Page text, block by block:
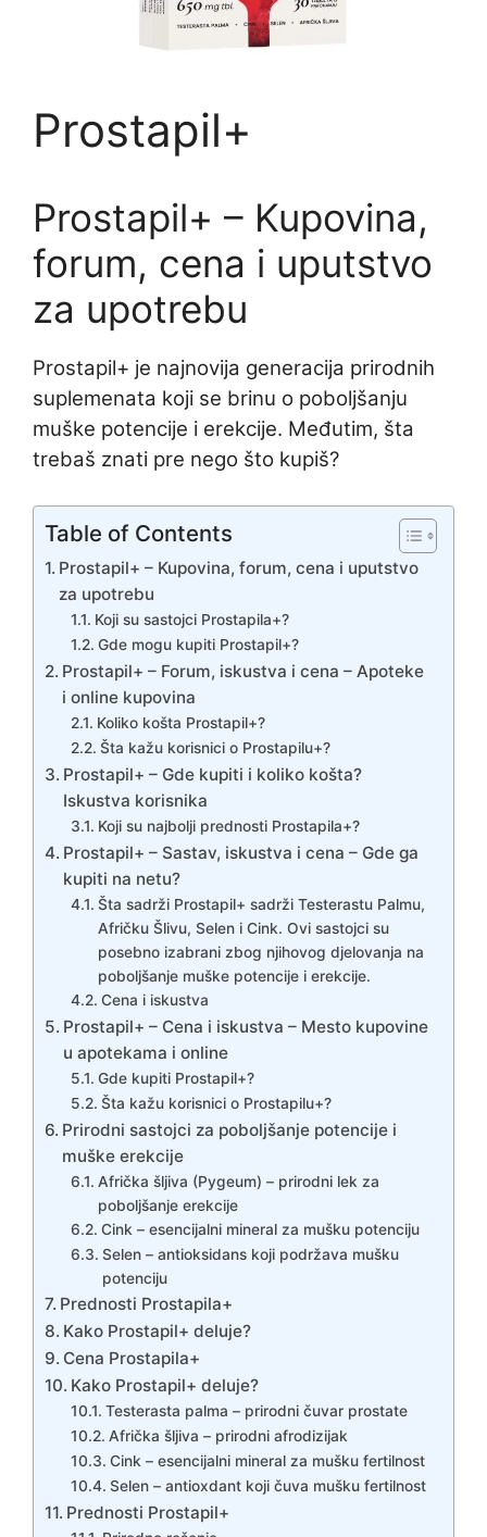
Prostapil+
Prostapil+ – Kupovina,
forum, cena i uputstvo
za upotrebu
Prostapil+ je najnovija generacija prirodnih
suplemenata koji se brinu o poboljšanju
muške potencije i erekcije. Međutim, šta
trebaš znati pre nego što kupiš?
Table of Contents
Prostapil+ – Kupovina, forum, cena i uputstvo
za upotrebu
Koji su sastojci Prostapila+?
Gde mogu kupiti Prostapil+?
Prostapil+ – Forum, iskustva i cena – Apoteke
i online kupovina
Koliko košta Prostapil+?
Šta kažu korisnici o Prostapilu+?
Prostapil+ – Gde kupiti i koliko košta?
Iskustva korisnika
Koji su najbolji prednosti Prostapila+?
Prostapil+ – Sastav, iskustva i cena – Gde ga
kupiti na netu?
Šta sadrži Prostapil+ sadrži Testerastu Palmu,
Afričku Šlivu, Selen i Cink. Ovi sastojci su
posebno izabrani zbog njihovog djelovanja na
poboljšanje muške potencije i erekcije.
Cena i iskustva
Prostapil+ – Cena i iskustva – Mesto kupovine
u apotekama i online
Gde kupiti Prostapil+?
Šta kažu korisnici o Prostapilu+?
Prirodni sastojci za poboljšanje potencije i
muške erekcije
Afrička šljiva (Pygeum) – prirodni lek za
poboljšanje erekcije
Cink – esencijalni mineral za mušku potenciju
Selen – antioksidans koji podržava mušku
potenciju
Prednosti Prostapila+
Kako Prostapil+ deluje?
Cena Prostapila+
Kako Prostapil+ deluje?
Testerasta palma – prirodni čuvar prostate
Afrička šljiva – prirodni afrodizijak
Cink – esencijalni mineral za mušku fertilnost
Selen – antioxdant koji čuva mušku fertilnost
Prednosti Prostapil+